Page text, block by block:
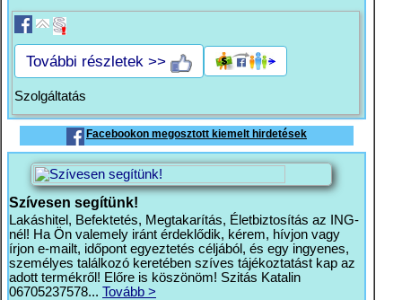
További részletek >>
Szolgáltatás
Facebookon megosztott kiemelt hirdetések
Szívesen segítünk!
Lakáshitel, Befektetés, Megtakarítás, Életbiztosítás az ING-
nél! Ha Ön valemely iránt érdeklődik, kérem, hívjon vagy
írjon e-mailt, időpont egyeztetés céljából, és egy ingyenes,
személyes találkozó keretében szíves tájékoztatást kap az
adott termékről! Előre is köszönöm! Szitás Katalin
06705237578... Tovább >